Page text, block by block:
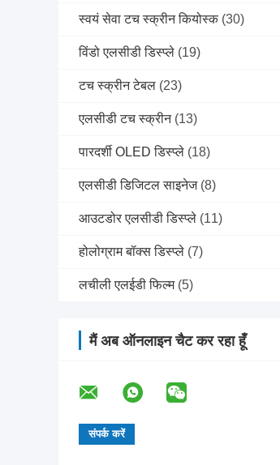
स्वयं सेवा टच स्क्रीन कियोस्क (30)
विंडो एलसीडी डिस्प्ले (19)
टच स्क्रीन टेबल (23)
एलसीडी टच स्क्रीन (13)
पारदर्शी OLED डिस्प्ले (18)
एलसीडी डिजिटल साइनेज (8)
आउटडोर एलसीडी डिस्प्ले (11)
होलोग्राम बॉक्स डिस्प्ले (7)
लचीली एलईडी फिल्म (5)
मैं अब ऑनलाइन चैट कर रहा हूँ